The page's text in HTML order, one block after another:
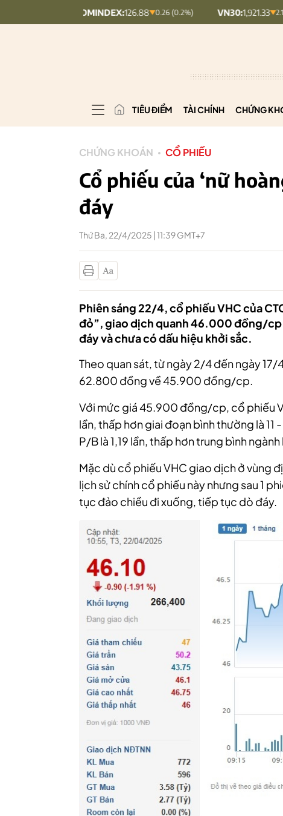
126.88 0.26 (0.2%) VN30: 1,921.33 2.16 (0.11%)
TIÊU ĐIỂM TÀI CHÍNH CHỨNG
CHỨNG KHOÁN CỔ PHIẾU
Cổ phiếu của ‘nữ
đáy
Thứ Ba, 22/4/2025 | 11:39 GMT+7
Phiên sáng 22/4, cổ phiếu VHC của
đỏ”, giao dịch quanh 46.000 đồng/
đáy và chưa có dấu hiệu khởi sắc.
Theo quan sát, từ ngày 2/4 đến ngày
62.800 đồng về 45.900 đồng/cp.
Với mức giá 45.900 đồng/cp, cổ phiếu
lần, thấp hơn giai đoạn bình thường là 11
P/B là 1,19 lần, thấp hơn trung bình ngành
Mặc dù cổ phiếu VHC giao dịch ở vùng
lịch sử chính cổ phiếu này nhưng sau 1
tục đảo chiều đi xuống, tiếp tục dò đáy.